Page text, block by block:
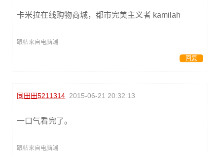
卡米拉在线购物商城，都市完美主义者 kamilah
跟帖来自电脑端
回复
同田田5211314 2015-06-21 20:32:13
一口气看完了。
跟帖来自电脑端